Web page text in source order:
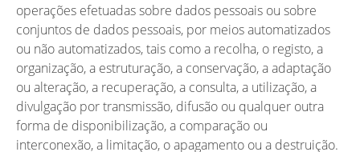
operações efetuadas sobre dados pessoais ou sobre
conjuntos de dados pessoais, por meios automatizados
ou não automatizados, tais como a recolha, o registo, a
organização, a estruturação, a conservação, a adaptação
ou alteração, a recuperação, a consulta, a utilização, a
divulgação por transmissão, difusão ou qualquer outra
forma de disponibilização, a comparação ou
interconexão, a limitação, o apagamento ou a destruição.